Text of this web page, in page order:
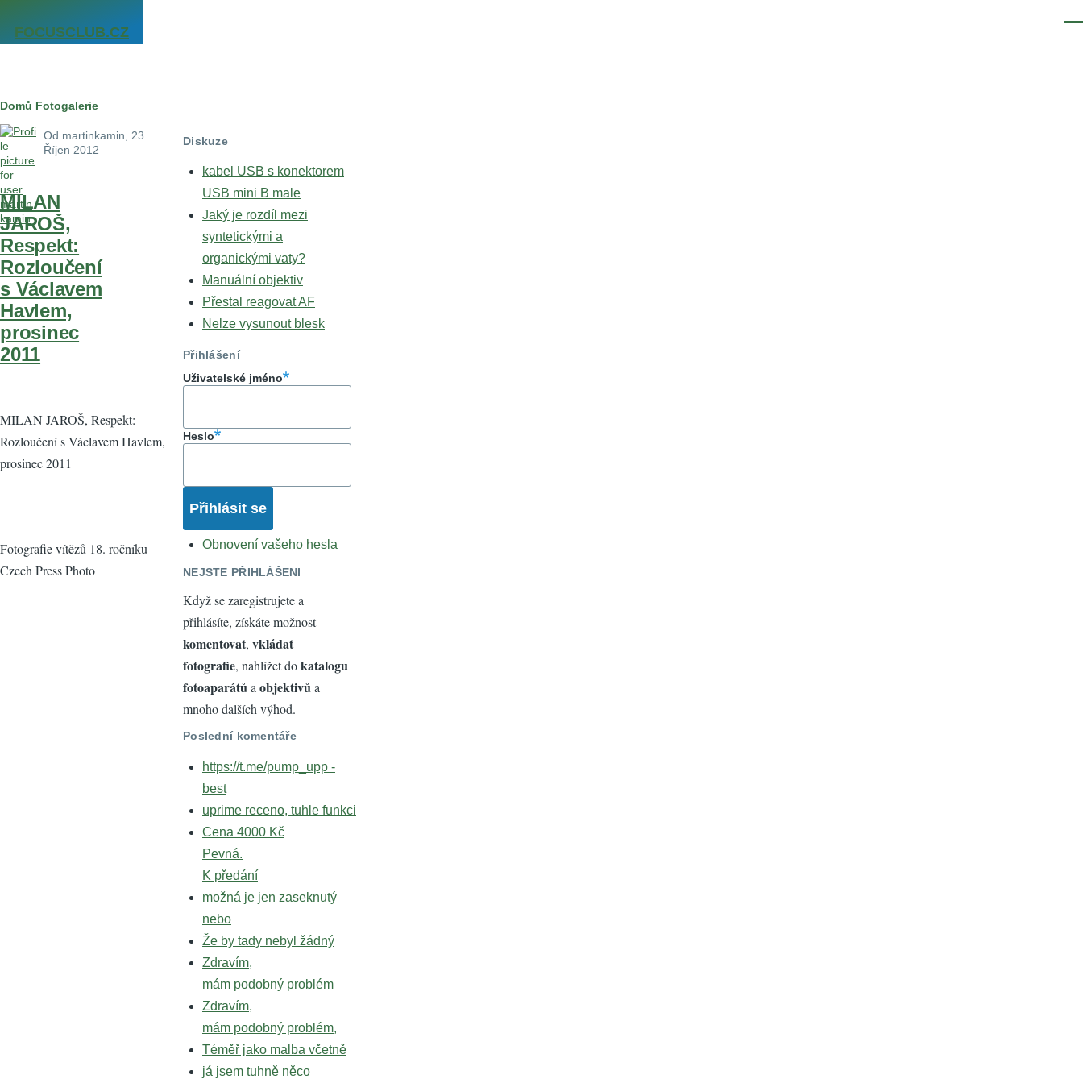
FOCUSCLUB.CZ
Drobečková
navigace
Domů Fotogalerie
Od martinkamin , 23
Říjen 2012
MILAN
JAROŠ,
Respekt:
Rozloučení
s Václavem
Havlem,
prosinec
2011
MILAN JAROŠ, Respekt:
Rozloučení s Václavem Havlem,
prosinec 2011
Fotografie vítězů 18. ročníku
Czech Press Photo
Diskuze
kabel USB s konektorem
USB mini B male
Jaký je rozdíl mezi
syntetickými a
organickými vaty?
Manuální objektiv
Přestal reagovat AF
Nelze vysunout blesk
Přihlášení
Uživatelské jméno
Heslo
Obnovení vašeho hesla
NEJSTE PŘIHLÁŠENI
Když se zaregistrujete a
přihlásíte, získáte možnost
komentovat, vkládat
fotografie, nahlížet dokatalogu
fotoaparátůa objektivůa
mnoho dalších výhod.
Poslední komentáře
https://t.me/pump_upp -
best
uprime receno, tuhle funkci
Cena 4000 Kč
Pevná.
K předání
možná je jen zaseknutý
nebo
Že by tady nebyl žádný
Zdravím,
mám podobný problém
Zdravím,
mám podobný problém,
Téměř jako malba včetně
já jsem tuhně něco